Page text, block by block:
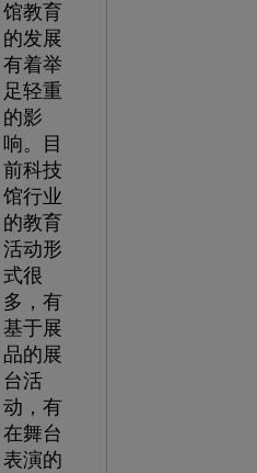
馆教育
的发展
有着举
足轻重
的影
响。目
前科技
馆行业
的教育
活动形
式很
多，有
基于展
品的展
台活
动，有
在舞台
表演的